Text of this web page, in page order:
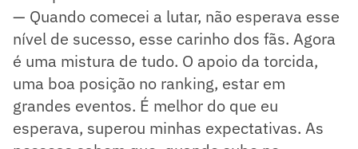
— Quando comecei a lutar, não esperava esse
nível de sucesso, esse carinho dos fãs. Agora
é uma mistura de tudo. O apoio da torcida,
uma boa posição no ranking, estar em
grandes eventos. É melhor do que eu
esperava, superou minhas expectativas. As